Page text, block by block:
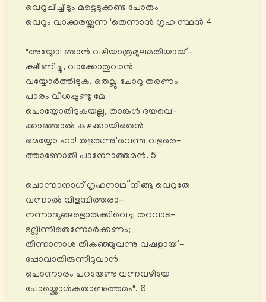
വെറുപ്പിച്ചിടും മട്ടെടുക്കണ്ട പോരും
വെറും വാക്കുരയ്ക്കുന്ന 'തെന്നാൻ ഗൃഹ സ്ഥൻ 4
"അയ്യോ! ഞാൻ വഴിയാത്രമൂലമതിയായ് -
ക്ഷീണിച്ചു, വാക്കോതുവാൻ
വയ്യോര്‍ത്തിടുക, തെല്ലു ചോറു തരണം
പാരം വിശപ്പുണ്ടു മേ
പൊയ്യോതിടുകയല്ല, താങ്കൾ ദയവെ-
ക്കാഞ്ഞാൽ കുഴക്കായിതെൻ
മെയ്യോ ഹാ! തളരുന്നു'വെന്നു വളരെ-
ത്താണോതി പാന്ഥോത്തമൻ. 5
ചൊന്നാനാഗ് ഗൃഹനാഥ“നിങ്ങു വെറുതേ
വന്നാൽ വിളമ്പിത്തരാ-
നന്നാദ്യങ്ങളൊരുക്കിവെച്ച തറവാട-
ടല്ലിന്നിതെന്നോര്‍ക്കണം;
തിന്നാനാശ തികഞ്ഞുവന്നു വഷളായ് -
പ്പോവാതിരുന്നീടുവാൻ
പൊന്നാരം പറയേണ്ട വന്നവഴിയേ
പോയ്ക്കൊൾകതാണുത്തമം". 6